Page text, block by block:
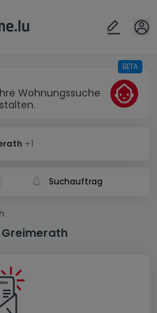
Wohnungssuche
BETA
+1
Suchauftrag
ok